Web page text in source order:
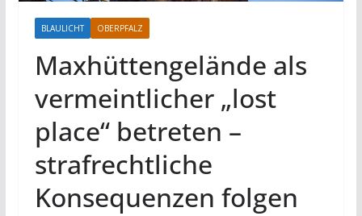
BLAULICHT OBERPFALZ
Maxhüttengelände als
vermeintlicher „lost
place“ betreten –
strafrechtliche
Konsequenzen folgen